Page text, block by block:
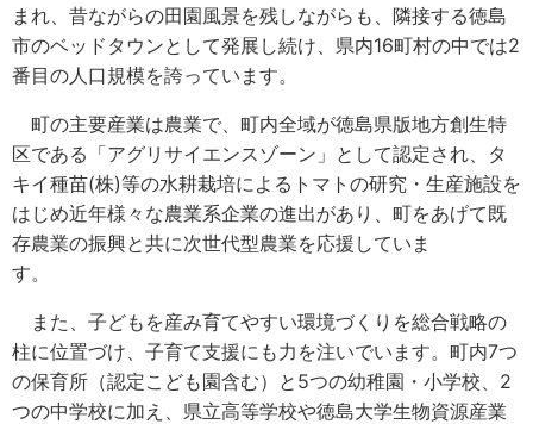
まれ、昔ながらの田園風景を残しながらも、隣接する徳島
市のベッドタウンとして発展し続け、県内16町村の中では2
番目の人口規模を誇っています。
町の主要産業は農業で、町内全域が徳島県版地方創生特
区である「アグリサイエンスゾーン」として認定され、タ
キイ種苗(株)等の水耕栽培によるトマトの研究・生産施設を
はじめ近年様々な農業系企業の進出があり、町をあげて既
存農業の振興と共に次世代型農業を応援していま
す。
また、子どもを産み育てやすい環境づくりを総合戦略の
柱に位置づけ、子育て支援にも力を注いでいます。町内7つ
の保育所（認定こども園含む）と5つの幼稚園・小学校、2
つの中学校に加え、県立高等学校や徳島大学生物資源産業